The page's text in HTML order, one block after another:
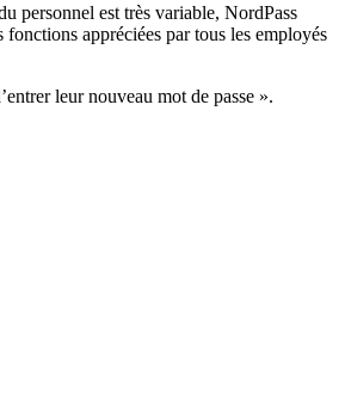
personnel est très variable, NordPass
appréciées par tous les employés
leur nouveau mot de passe ».